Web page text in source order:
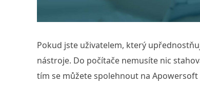
Pokud jste uživatelem, který
nástroje. Do počítače nemusíte nic
tím se můžete spolehnout na Apowersoft